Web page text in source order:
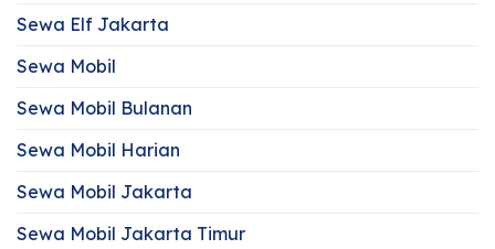
Sewa Elf Jakarta
Sewa Mobil
Sewa Mobil Bulanan
Sewa Mobil Harian
Sewa Mobil Jakarta
Sewa Mobil Jakarta Timur